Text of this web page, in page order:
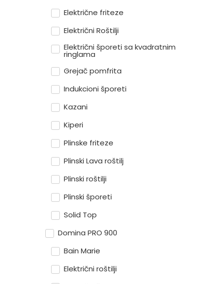
Električne friteze
Električni Roštilji
Električni šporeti sa kvadratnim
ringlama
Grejač pomfrita
Indukcioni šporeti
Kazani
Kiperi
Plinske friteze
Plinski Lava roštilj
Plinski roštilji
Plinski šporeti
Solid Top
Domina PRO 900
Bain Marie
Električni roštilji